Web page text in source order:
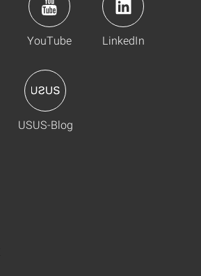
YouTube LinkedIn
USUS-Blog